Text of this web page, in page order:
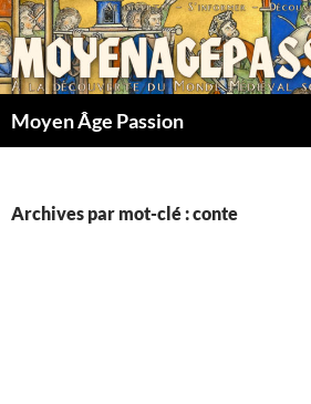
Aller
au
contenu
Moyen Âge Passion
Archives par mot-clé : conte